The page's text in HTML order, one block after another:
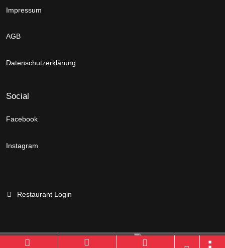
Impressum
AGB
Datenschutzerklärung
Social
Facebook
Instagram
Restaurant Login
Branchenportal Software made in Germany